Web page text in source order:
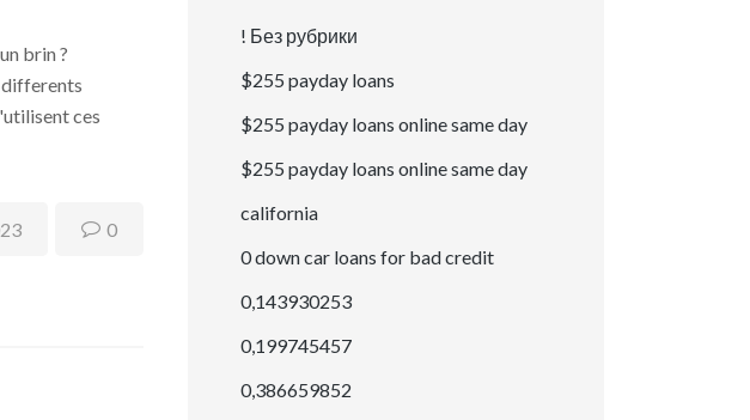
brin ?
differents
ces
0
! Без рубрики
$255 payday loans
$255 payday loans online same day
$255 payday loans online same day
california
0 down car loans for bad credit
0,143930253
0,199745457
0,386659852